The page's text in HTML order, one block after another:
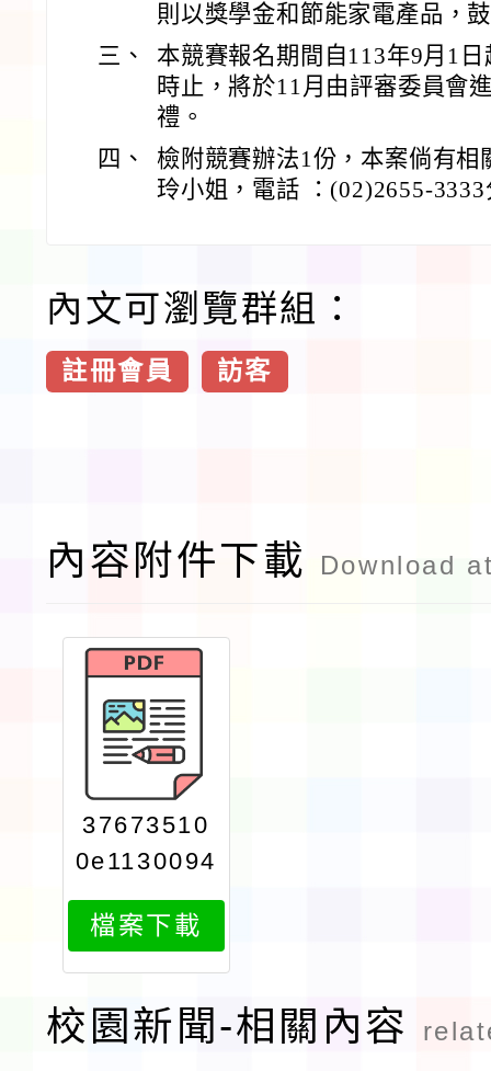
則以獎學金和節能家電產品，
三、
本競賽報名期間自113年9月1
時止，將於11月由評審委員會
禮。
四、
檢附競賽辦法1份，本案倘有
玲小姐，電話 ：(02)2655-
內文可瀏覽群組：
註冊會員 訪客
內容附件下載 Download
37673510
0e1130094
238attach
1
檔案下載
校園新聞-相關內容